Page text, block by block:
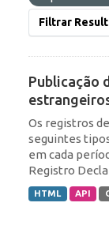
Filtrar
Publicação
Os registros
seguintes
em cada
Registro
HTML API